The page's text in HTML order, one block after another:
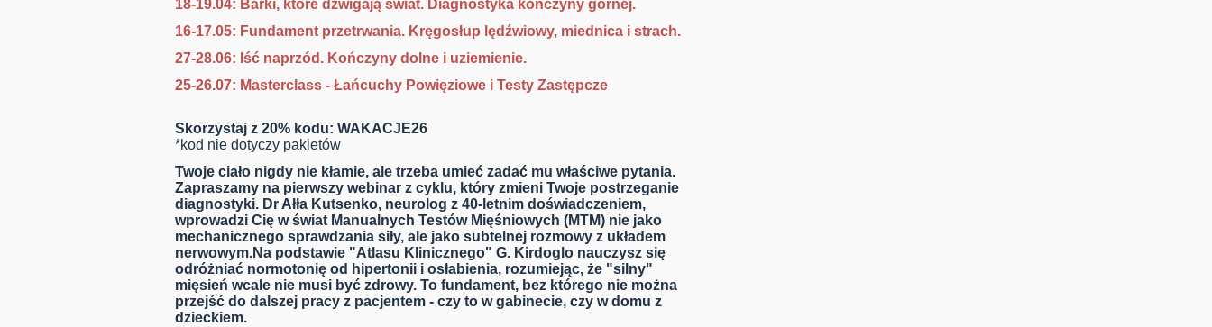
18-19.04: Barki, które dźwigają świat. Diagnostyka kończyny górnej.
16-17.05: Fundament przetrwania. Kręgosłup lędźwiowy, miednica i strach.
27-28.06: Iść naprzód. Kończyny dolne i uziemienie.
25-26.07: Masterclass - Łańcuchy Powięziowe i Testy Zastępcze
Skorzystaj z 20% kodu: WAKACJE26
*kod nie dotyczy pakietów
Twoje ciało nigdy nie kłamie, ale trzeba umieć zadać mu właściwe pytania.
Zapraszamy na pierwszy webinar z cyklu, który zmieni Twoje postrzeganie
diagnostyki. Dr Ałła Kutsenko, neurolog z 40-letnim doświadczeniem,
wprowadzi Cię w świat Manualnych Testów Mięśniowych (MTM) nie jako
mechanicznego sprawdzania siły, ale jako subtelnej rozmowy z układem
nerwowym.Na podstawie "Atlasu Klinicznego" G. Kirdoglo nauczysz się
odróżniać normotonię od hipertonii i osłabienia, rozumiejąc, że "silny"
mięsień wcale nie musi być zdrowy. To fundament, bez którego nie można
przejść do dalszej pracy z pacjentem - czy to w gabinecie, czy w domu z
dzieckiem.